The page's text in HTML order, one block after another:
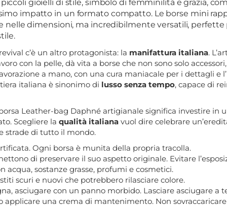
gioielli di stile, simbolo di femminilità e grazia,
impatto in un formato compatto. Le borse mini
nelle dimensioni, ma incredibilmente versatili, perfette
c’è un altro protagonista: la manifattura italiana.
con la pelle, dà vita a borse che non sono solo
a mano, con una cura maniacale per i dettagli e
italiana è sinonimo di lusso senza tempo, capace di
Leather-bag Daphné artigianale significa investire in
Scegliere la qualità italiana vuol dire celebrare
strade di tutto il mondo.
Ogni borsa è munita della propria tracolla.
di preservare il suo aspetto originale. Evitare
acqua, sostanze grasse, profumi e cosmetici.
scuri e nuovi che potrebbero rilasciare colore.
asciugare con un panno morbido. Lasciare asciugare a
applicare una crema di mantenimento. Non